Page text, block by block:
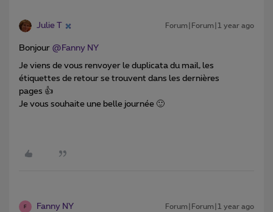
Julie T Forum|Forum|1 year ago
Bonjour ​ @Fanny NY
Je viens de vous renvoyer le duplicata du mail, les
étiquettes de retour se trouvent dans les dernières
pages 👍
Je vous souhaite une belle journée 🙂
F Fanny NY Forum|Forum|1 year ago